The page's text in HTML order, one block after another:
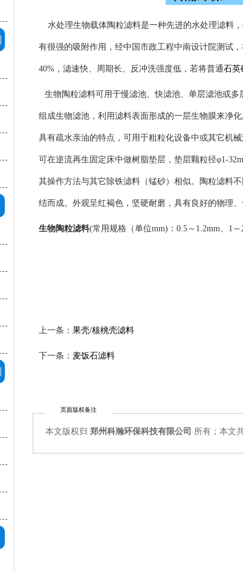
水处理生物载体陶粒滤料是一种先进的水处理滤料
有很强的吸附作用，经中国市政工程中南设计院测试
40%，滤速快、周期长、反冲洗强度低，若将普通石英
生物陶粒滤料可用于慢滤池、快滤池、单层滤池或
组成生物滤池，利用滤料表面形成的一层生物膜来净
具有疏水亲油的特点，可用于粗粒化设备中或其它机械
可在逆流再生固定床中做树脂垫层，垫层颗粒径φ1-
其操作方法与其它除铁滤料（锰砂）相似。陶粒滤料
结而成。外观呈红褐色，坚硬耐磨，具有良好的物理、
生物陶粒滤料(常用规格（单位mm)：0.5～1.2mm、1
上一条： 果壳/核桃壳滤料
下一条： 麦饭石滤料
页面版权备注
本文版权归 郑州科瀚环保科技有限公司 所有；本文